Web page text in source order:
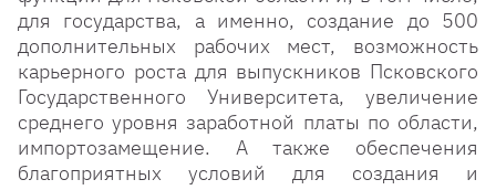
для государства, а именно, создание до 500
дополнительных рабочих мест, возможность
карьерного роста для выпускников Псковского
Государственного Университета, увеличение
среднего уровня заработной платы по области,
импортозамещение. А также обеспечения
благоприятных условий для создания и